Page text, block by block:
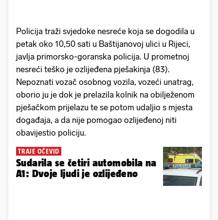
Policija traži svjedoke nesreće koja se dogodila u
petak oko 10,50 sati u Baštijanovoj ulici u Rijeci,
javlja primorsko-goranska policija. U prometnoj
nesreći teško je ozlijeđena pješakinja (83).
Nepoznati vozač osobnog vozila, vozeći unatrag,
oborio ju je dok je prelazila kolnik na obilježenom
pješačkom prijelazu te se potom udaljio s mjesta
događaja, a da nije pomogao ozlijeđenoj niti
obavijestio policiju.
TRAJE OČEVID
Sudarila se četiri automobila na
A1: Dvoje ljudi je ozlijeđeno